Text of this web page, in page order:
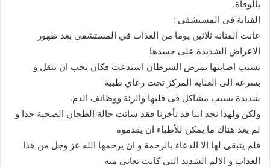
بالوفاة.
الفنانة فى المستشفى :
عانت الفنانة ثلاثين يوما من العذاب في المستشفى بعد ظهور
الاعراض الشديدة على جسدها
بسبب اصابتها بمرض السرطان استدعت فكان يجب ان تنقل و
بسرعه الى العناية المركز تحت رعاي طبية
شديدة بسبب مشاكل فى قلبها والرئة ووظائف الدم.
ولكن ولهذا نجد اننا قد تأخرنا فقد سائت حالة الطحان الصحية جدا و
لم يعد هناك ما يمكن للأطباء ان يقدموه
فلم يتبقى لها الا الدعاء بالرحمة و ان يرحمها الله عز وجل من هذا
العذاب و الالم الشديد التى كانت تعانى منه